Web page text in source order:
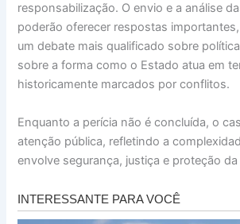
responsabilização. O envio e a análise
poderão oferecer respostas
um debate mais qualificado sobre
sobre a forma como o Estado atua em
historicamente marcados por conflitos.
Enquanto a perícia não é concluída, o
atenção pública, refletindo a
envolve segurança, justiça e proteção da